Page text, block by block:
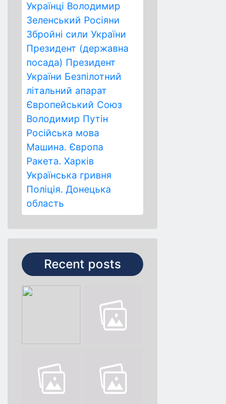
Українці Володимир
Зеленський Росіяни
Збройні сили України
Президент (державна
посада) Президент
України Безпілотний
літальний апарат
Європейський Союз
Володимир Путін
Російська мова
Машина. Європа
Ракета. Харків
Українська гривня
Поліція. Донецька
область
Recent posts